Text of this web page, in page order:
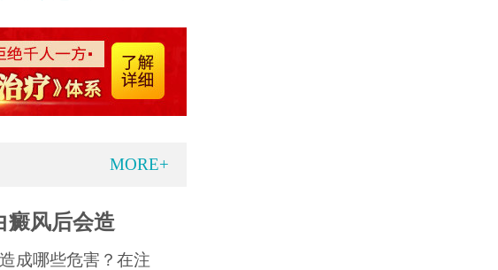
MORE+
癜风后会造
成哪些危害？在注